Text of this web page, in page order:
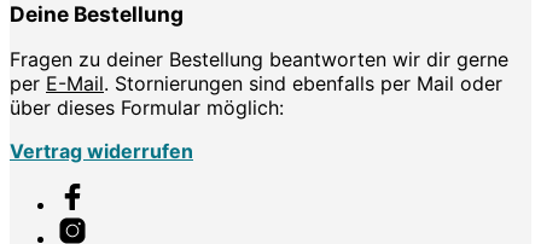
Deine Bestellung
Fragen zu deiner Bestellung beantworten wir dir gerne
per E-Mail. Stornierungen sind ebenfalls per Mail oder
über dieses Formular möglich:
Vertrag widerrufen